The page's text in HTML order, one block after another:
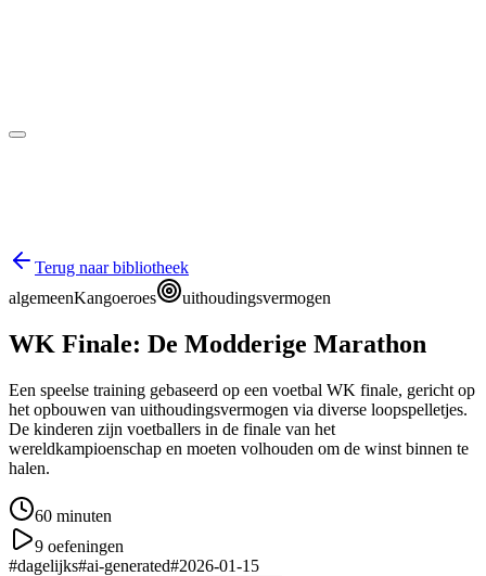
Terug naar bibliotheek
algemeenKangoeroes uithoudingsvermogen
WK Finale: De Modderige Marathon
Een speelse training gebaseerd op een voetbal WK finale, gericht op
het opbouwen van uithoudingsvermogen via diverse loopspelletjes.
De kinderen zijn voetballers in de finale van het
wereldkampioenschap en moeten volhouden om de winst binnen te
halen.
60 minuten
9 oefeningen
#dagelijks#ai-generated#2026-01-15